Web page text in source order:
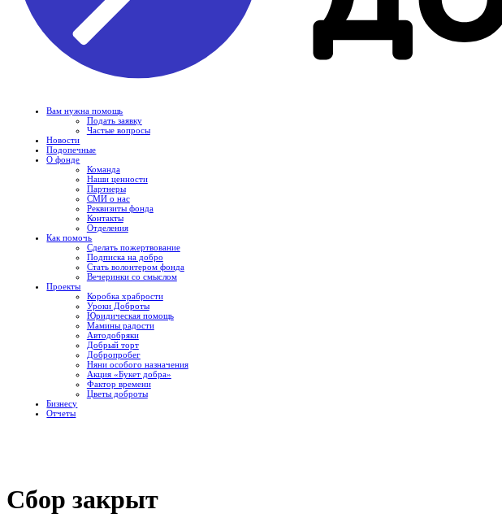
Вам нужна помощь
Подать заявку
Частые вопросы
Новости
Подопечные
О фонде
Команда
Наши ценности
Партнеры
СМИ о нас
Реквизиты фонда
Контакты
Отделения
Как помочь
Сделать пожертвование
Подписка на добро
Стать волонтером фонда
Вечеринки со смыслом
Проекты
Коробка храбрости
Уроки Доброты
Юридическая помощь
Мамины радости
Автодобряки
Добрый торт
Добропробег
Няни особого назначения
Акция «Букет добра»
Фактор времени
Цветы доброты
Бизнесу
Отчеты
Сбор закрыт